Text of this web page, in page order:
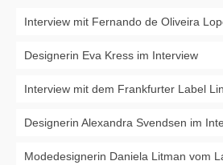
Interview mit Fernando de Oliveira
Designerin Eva Kress im Interview
Interview mit dem Frankfurter Label
Designerin Alexandra Svendsen im
Modedesignerin Daniela Litman vom